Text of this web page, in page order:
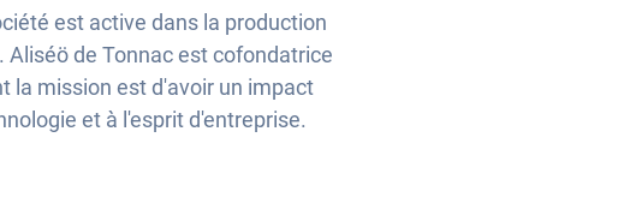
est active dans la production
de Tonnac est cofondatrice
la mission est d'avoir un impact
et à l'esprit d'entreprise.